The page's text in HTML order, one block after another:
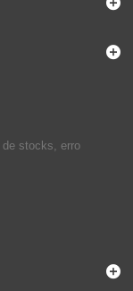
de stocks, erro